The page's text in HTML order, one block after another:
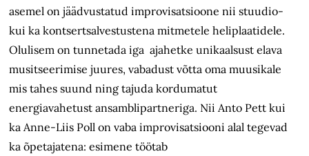
asemel on jäädvustatud improvisatsioone nii stuudio-
kui ka kontsertsalvestustena mitmetele heliplaatidele.
Olulisem on tunnetada iga ajahetke unikaalsust elava
musitseerimise juures, vabadust võtta oma muusikale
mis tahes suund ning tajuda kordumatut
energiavahetust ansamblipartneriga. Nii Anto Pett kui
ka Anne-Liis Poll on vaba improvisatsiooni alal tegevad
ka õpetajatena: esimene töötab